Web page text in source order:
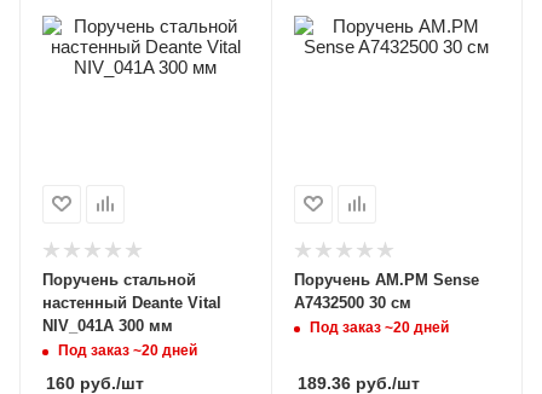
Поручень стальной
настенный Deante Vital
NIV_041A 300 мм
Под заказ ~20 дней
160 руб./шт
Поручень AM.PM Sense
A7432500 30 см
Под заказ ~20 дней
189.36руб./шт